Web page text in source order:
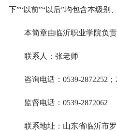
下”“以前”“以后”均包含本级别
本简章由临沂职业学院负责
联系人：张老师
咨询电话：0539-2872252；
监督电话：0539-2872062
联系地址：山东省临沂市